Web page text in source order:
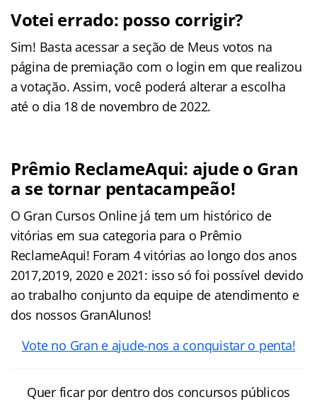
Votei errado: posso corrigir?
Sim! Basta acessar a seção de Meus votos na
página de premiação com o login em que realizou
a votação. Assim, você poderá alterar a escolha
até o dia 18 de novembro de 2022.
Prêmio ReclameAqui: ajude o Gran
a se tornar pentacampeão!
O Gran Cursos Online já tem um histórico de
vitórias em sua categoria para o Prêmio
ReclameAqui! Foram 4 vitórias ao longo dos anos
2017,2019, 2020 e 2021: isso só foi possível devido
ao trabalho conjunto da equipe de atendimento e
dos nossos GranAlunos!
Vote no Gran e ajude-nos a conquistar o penta!
Quer ficar por dentro dos concursos públicos